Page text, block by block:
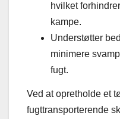
hvilket
kampe.
Understøtter
minimere
fugt.
Ved at opretholde et
fugttransporterende